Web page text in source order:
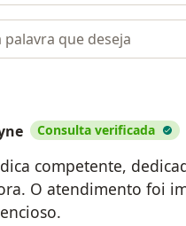
opiniões
Consulta verificada
competente,
O atendimento foi